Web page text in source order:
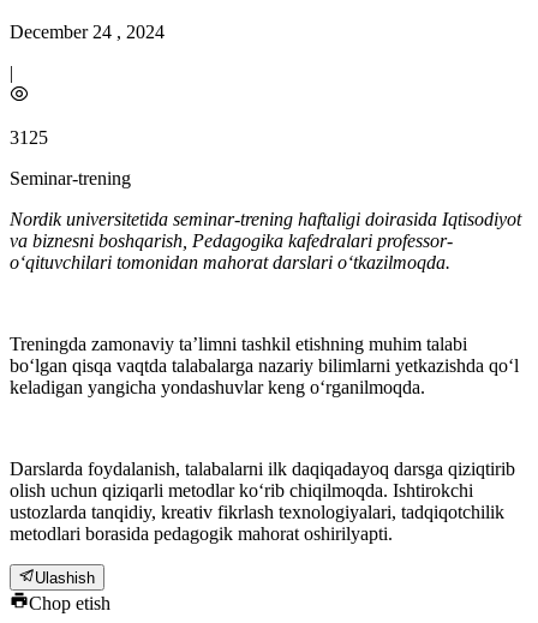
December 24 , 2024
|
3125
Seminar-trening
Nordik universitetida seminar-trening haftaligi doirasida Iqtisodiyot
va biznesni boshqarish, Pedagogika kafedralari professor-
o‘qituvchilari tomonidan mahorat darslari o‘tkazilmoqda.
Treningda zamonaviy taʼlimni tashkil etishning muhim talabi
bo‘lgan qisqa vaqtda talabalarga nazariy bilimlarni yetkazishda qo‘l
keladigan yangicha yondashuvlar keng o‘rganilmoqda.
Darslarda foydalanish, talabalarni ilk daqiqadayoq darsga qiziqtirib
olish uchun qiziqarli metodlar ko‘rib chiqilmoqda. Ishtirokchi
ustozlarda tanqidiy, kreativ fikrlash texnologiyalari, tadqiqotchilik
metodlari borasida pedagogik mahorat oshirilyapti.
Ulashish
Chop etish